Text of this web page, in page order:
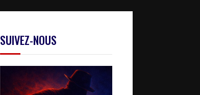
SUIVEZ-NOUS